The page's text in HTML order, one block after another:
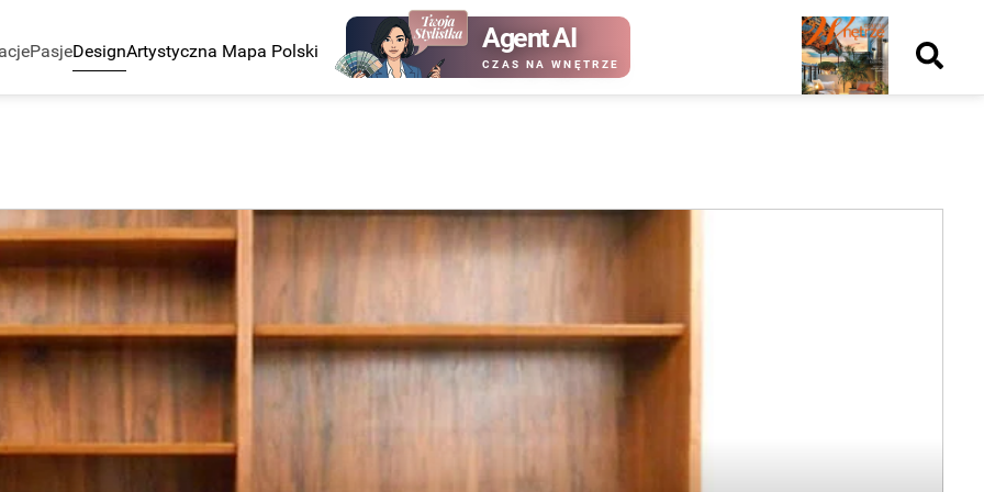
PasjeDesignArtystyczna Mapa Polski Agent AI
CZAS NA WNĘTRZE
Nowy
numer